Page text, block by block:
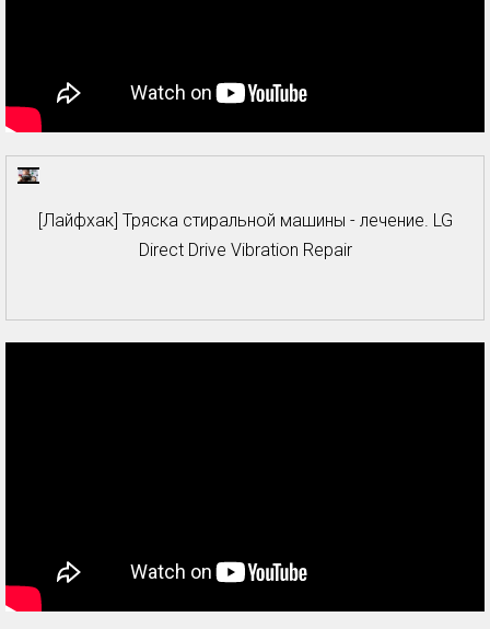
[Лайфхак] Тряска стиральной машины - лечение. LG
Direct Drive Vibration Repair